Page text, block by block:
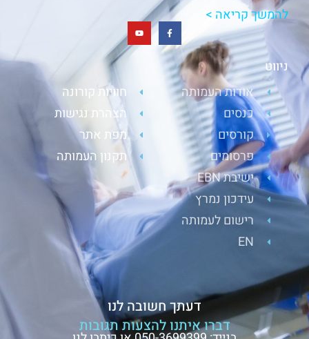
להמשך קריאה >
ניווט
אודות העמותה
כנסים
קורסים
פרסומים
ישיבת EBN
עידכון נמרץ
רישום לעמותה
EN
חוויות קורונה
הצהרת נגישות
מפת אתר
תקנון העמותה
דעתך חשובה לנו
דברו איתנו להצעות תגובות